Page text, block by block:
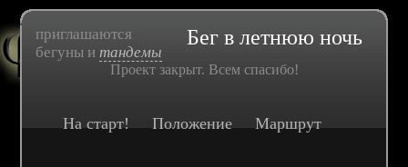
приглашаются
бегуны итандемы
Бег в летнюю ночь
Проект закрыт. Всем спасибо!
На старт! Положение Маршрут